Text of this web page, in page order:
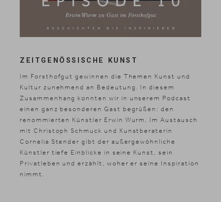
ZEITGENÖSSISCHE KUNST
Im Forsthofgut gewinnen die Themen Kunst und
Kultur zunehmend an Bedeutung. In diesem
Zusammenhang konnten wir in unserem Podcast
einen ganz besonderen Gast begrüßen: den
renommierten Künstler Erwin Wurm. Im Austausch
mit Christoph Schmuck und Kunstberaterin
Cornelia Stender gibt der außergewöhnliche
Künstler tiefe Einblicke in seine Kunst, sein
Privatleben und erzählt, woher er seine Inspiration
nimmt.